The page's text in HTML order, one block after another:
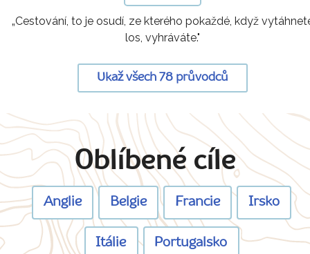
„Cestování, to je osudí, ze kterého pokaždé, když
los, vyhráváte."
Ukaž všech 78 průvodců
Oblíbené cíle
Anglie Belgie Francie Irsko
Itálie Portugalsko